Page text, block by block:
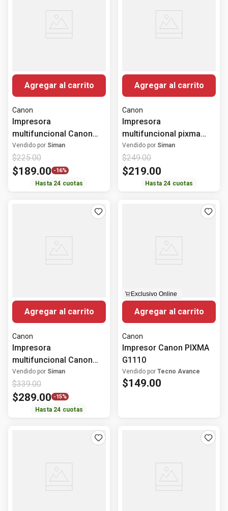
Agregar al carrito
Canon
Impresora
multifuncional Canon
Pixma G2170
Vendido por Siman
$225.00
$189.00 -16%
Hasta 24 cuotas
Agregar al carrito
Canon
Impresora
multifuncional pixma
g3170
Vendido por Siman
$249.00
$219.00
Hasta 24 cuotas
Agregar al carrito
Canon
Impresora
multifuncional Canon
PIXMA G4180 MegaTank
Wi-Fi
Vendido por Siman
$339.00
$289.00 -15%
Hasta 24 cuotas
Exclusivo Online
Agregar al carrito
Canon
Impresor Canon PIXMA
G1110
Vendido por Tecno Avance
$149.00